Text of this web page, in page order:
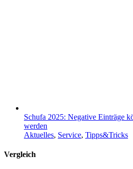
Schufa 2025: Negative Einträge
werden
Aktuelles, Service, Tipps&Tricks
Vergleich